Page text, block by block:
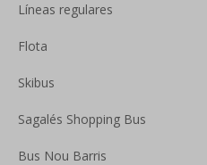
Líneas regulares
Flota
Skibus
Sagalés Shopping Bus
Bus Nou Barris